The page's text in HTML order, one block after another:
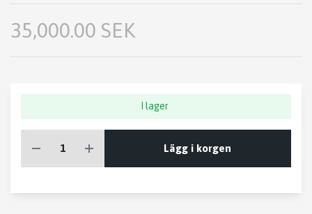
35,000.00 SEK
I lager
Lägg i korgen